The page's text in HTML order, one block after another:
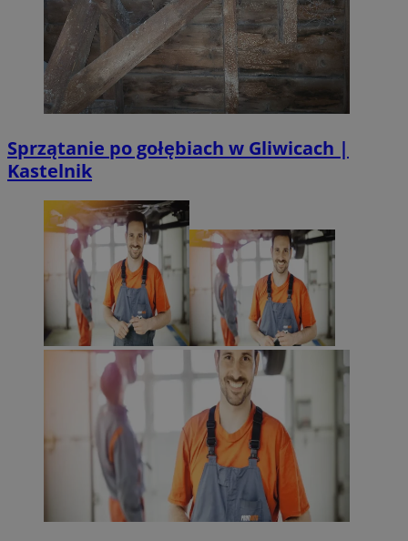
Sprzątanie po gołębiach w Gliwicach |
Kastelnik